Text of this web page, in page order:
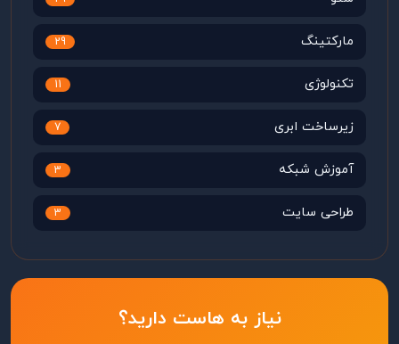
مارکتینگ 29
تکنولوژی 11
زیرساخت ابری 7
آموزش شبکه 3
طراحی سایت 3
نیاز به هاست دارید؟